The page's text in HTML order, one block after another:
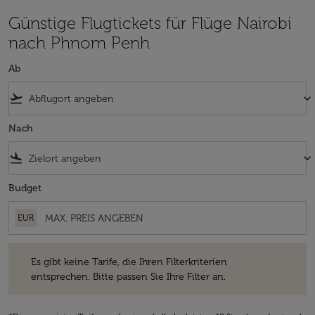
Günstige Flugtickets für Flüge Nairobi
nach Phnom Penh
Ab
flight_takeoff keyboard_arrow_down
Nach
flight_land keyboard_arrow_down
Budget
EUR
Es gibt keine Tarife, die Ihren Filterkriterien
entsprechen. Bitte passen Sie Ihre Filter an.